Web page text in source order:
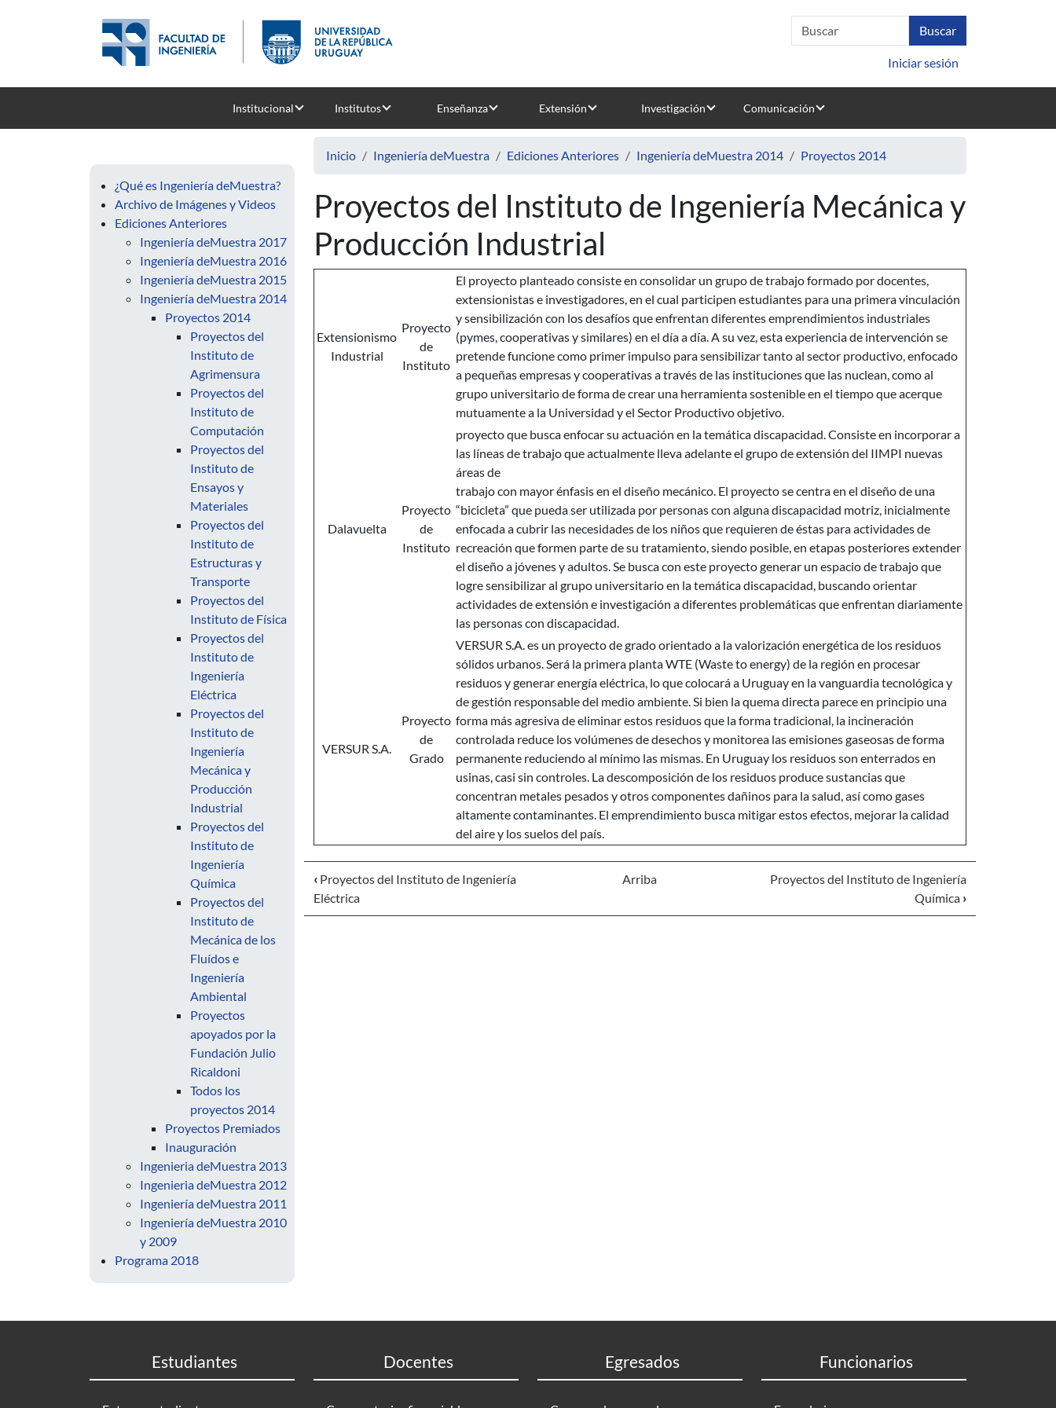
Iniciar sesión
Institucional Institutos Enseñanza Extensión Investigación Comunicación
¿Qué es Ingeniería deMuestra?
Archivo de Imágenes y Videos
Ediciones Anteriores
Ingeniería deMuestra 2017
Ingeniería deMuestra 2016
Ingeniería deMuestra 2015
Ingeniería deMuestra 2014
Proyectos 2014
Proyectos del
Instituto de
Agrimensura
Proyectos del
Instituto de
Computación
Proyectos del
Instituto de
Ensayos y
Materiales
Proyectos del
Instituto de
Estructuras y
Transporte
Proyectos del
Instituto de Física
Proyectos del
Instituto de
Ingeniería
Eléctrica
Proyectos del
Instituto de
Ingeniería
Mecánica y
Producción
Industrial
Proyectos del
Instituto de
Ingeniería
Química
Proyectos del
Instituto de
Mecánica de los
Fluídos e
Ingeniería
Ambiental
Proyectos
apoyados por la
Fundación Julio
Ricaldoni
Todos los
proyectos 2014
Proyectos Premiados
Inauguración
Ingenieria deMuestra 2013
Ingenieria deMuestra 2012
Ingeniería deMuestra 2011
Ingeniería deMuestra 2010
y 2009
Programa 2018
Inicio Ingeniería deMuestra Ediciones Anteriores Ingeniería deMuestra 2014 Proyectos 2014
Proyectos del Instituto de Ingeniería Mecánica y
Producción Industrial
Extensionismo
Industrial
Proyecto
de
Instituto
El proyecto planteado consiste en consolidar un grupo de trabajo formado por docentes,
extensionistas e investigadores, en el cual participen estudiantes para una primera vinculación
y sensibilización con los desafíos que enfrentan diferentes emprendimientos industriales
(pymes, cooperativas y similares) en el día a día. A su vez, esta experiencia de intervención se
pretende funcione como primer impulso para sensibilizar tanto al sector productivo, enfocado
a pequeñas empresas y cooperativas a través de las instituciones que las nuclean, como al
grupo universitario de forma de crear una herramienta sostenible en el tiempo que acerque
mutuamente a la Universidad y el Sector Productivo objetivo.
Dalavuelta
Proyecto
de
Instituto
proyecto que busca enfocar su actuación en la temática discapacidad. Consiste en incorporar a
las líneas de trabajo que actualmente lleva adelante el grupo de extensión del IIMPI nuevas
áreas de
trabajo con mayor énfasis en el diseño mecánico. El proyecto se centra en el diseño de una
“bicicleta” que pueda ser utilizada por personas con alguna discapacidad motriz, inicialmente
enfocada a cubrir las necesidades de los niños que requieren de éstas para actividades de
recreación que formen parte de su tratamiento, siendo posible, en etapas posteriores extender
el diseño a jóvenes y adultos. Se busca con este proyecto generar un espacio de trabajo que
logre sensibilizar al grupo universitario en la temática discapacidad, buscando orientar
actividades de extensión e investigación a diferentes problemáticas que enfrentan diariamente
las personas con discapacidad.
VERSUR S.A.
Proyecto
de
Grado
VERSUR S.A. es un proyecto de grado orientado a la valorización energética de los residuos
sólidos urbanos. Será la primera planta WTE (Waste to energy) de la región en procesar
residuos y generar energía eléctrica, lo que colocará a Uruguay en la vanguardia tecnológica y
de gestión responsable del medio ambiente. Si bien la quema directa parece en principio una
forma más agresiva de eliminar estos residuos que la forma tradicional, la incineración
controlada reduce los volúmenes de desechos y monitorea las emisiones gaseosas de forma
permanente reduciendo al mínimo las mismas. En Uruguay los residuos son enterrados en
usinas, casi sin controles. La descomposición de los residuos produce sustancias que
concentran metales pesados y otros componentes dañinos para la salud, así como gases
altamente contaminantes. El emprendimiento busca mitigar estos efectos, mejorar la calidad
del aire y los suelos del país.
‹ Proyectos del Instituto de Ingeniería
Eléctrica
Arriba
Proyectos del Instituto de Ingeniería
Química ›
Estudiantes Docentes Egresados Funcionarios